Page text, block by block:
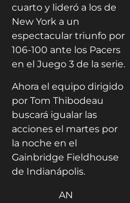
cuarto y lideró a los de
New York a un
espectacular triunfo por
106-100 ante los Pacers
en el Juego 3 de la serie.
Ahora el equipo dirigido
por Tom Thibodeau
buscará igualar las
acciones el martes por
la noche en el
Gainbridge Fieldhouse
de Indianápolis.
AN